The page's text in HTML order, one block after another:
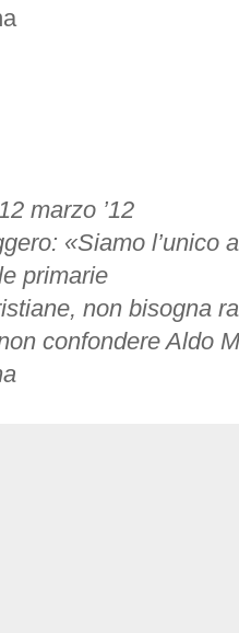
marzo ’12
«Siamo l’unico
primarie
non bisogna
confondere Aldo